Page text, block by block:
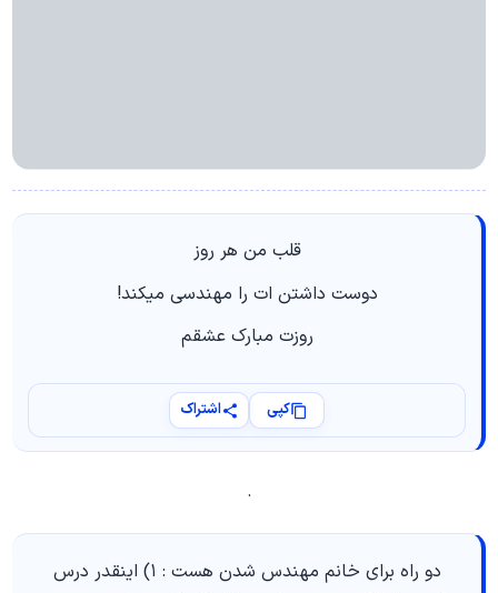
قلب من هر روز
دوست داشتن ات را مهندسی میکند!
روزت مبارک عشقم
کپی اشتراک
.
دو راه برای خانم مهندس شدن هست : ۱) اینقدر درس